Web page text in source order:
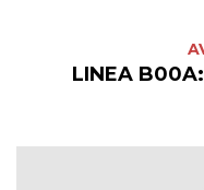
LINEA